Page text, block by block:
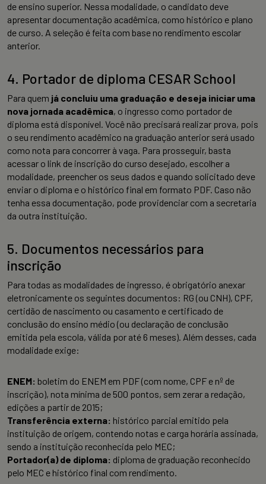
de ensino superior. Nessa modalidade, o candidato deve
apresentar documentação acadêmica, como histórico e plano
de curso. A seleção é feita com base no rendimento escolar
anterior.
4. Portador de diploma CESAR School
Para quem já concluiu uma graduação e deseja iniciar uma
nova jornada acadêmica, o ingresso como portador de
diploma está disponível. Você não precisará realizar prova, pois
o seu rendimento acadêmico na graduação anterior será usado
como nota para concorrer à vaga. Para prosseguir, basta
acessar o link de inscrição do curso desejado, escolher a
modalidade, preencher os seus dados e quando solicitado deve
enviar o diploma e o histórico final em formato PDF. Caso não
tenha essa documentação, pode providenciar com a secretaria
da outra instituição.
5. Documentos necessários para
inscrição
Para todas as modalidades de ingresso, é obrigatório anexar
eletronicamente os seguintes documentos: RG (ou CNH), CPF,
certidão de nascimento ou casamento e certificado de
conclusão do ensino médio (ou declaração de conclusão
emitida pela escola, válida por até 6 meses). Além desses, cada
modalidade exige:
ENEM: boletim do ENEM em PDF (com nome, CPF e nº de
inscrição), nota mínima de 500 pontos, sem zerar a redação,
edições a partir de 2015;
Transferência externa: histórico parcial emitido pela
instituição de origem, contendo notas e carga horária assinada,
sendo a instituição reconhecida pelo MEC;
Portador(a) de diploma: diploma de graduação reconhecido
pelo MEC e histórico final com rendimento.